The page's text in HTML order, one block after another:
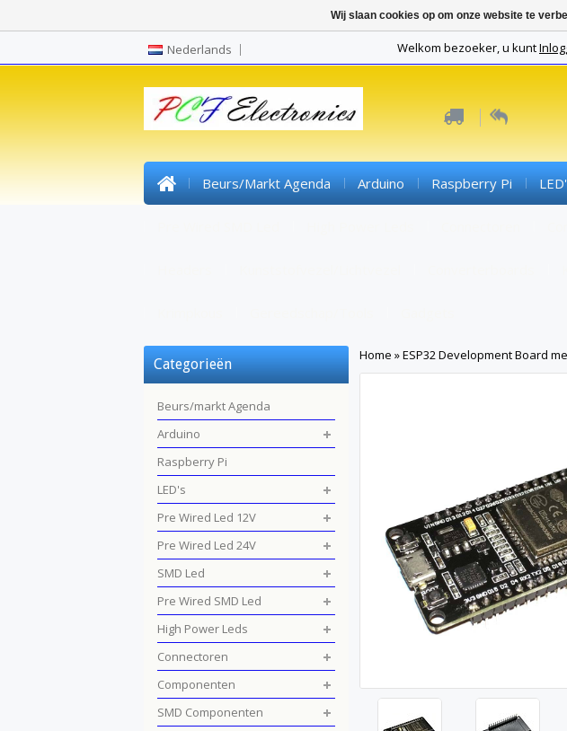
Nederlands Welkom bezoeker, u kunt
Beurs/markt Agenda Arduino Raspberry Pi
Home »ESP32 Development Board
Categorieën
Beurs/markt Agenda
Arduino
Raspberry Pi
LED's
Pre Wired Led 12V
Pre Wired Led 24V
SMD Led
Pre Wired SMD Led
High Power Leds
Connectoren
Componenten
SMD Componenten
Wij slaan cookies op om onze website te